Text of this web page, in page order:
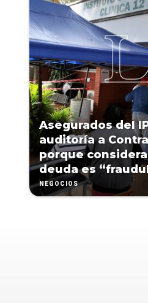
Asegurados del
auditoría a
porque
deuda es
NEGOCIOS